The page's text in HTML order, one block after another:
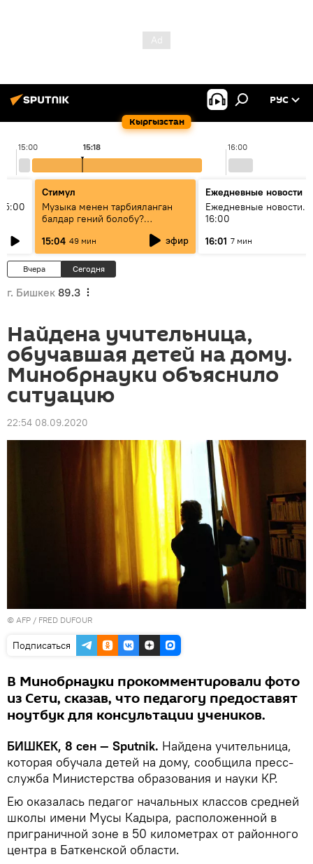
Кыргызстан
РУС
15:00 16:00
15:18
Стимул
Музыка менен тарбияланган
балдар гений болобу?
Кыргыздын жашоосунда
музыканын орду
15:04 49 мин эфир
Ежедневные новости
Ежедневные новости.
16:00
16:01 7 мин
Вчера Сегодня
г. Бишкек 89.3
Найдена учительница,
обучавшая детей на дому.
Минобрнауки объяснило
ситуацию
22:54 08.09.2020
© AFP / FRED DUFOUR
Подписаться
В Минобрнауки прокомментировали фото
из Сети, сказав, что педагогу предоставят
ноутбук для консультации учеников.
БИШКЕК, 8 сен — Sputnik. Найдена учительница,
которая обучала детей на дому, сообщила пресс-
служба Министерства образования и науки КР.
Ею оказалась педагог начальных классов средней
школы имени Мусы Кадыра, расположенной в
приграничной зоне в 50 километрах от районного
центра в Баткенской области.